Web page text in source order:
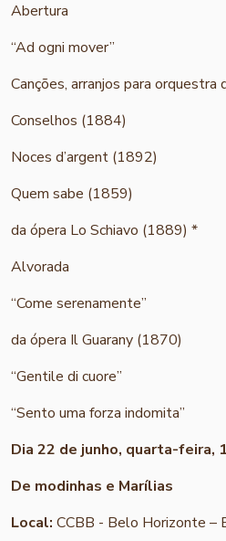
Abertura
“Ad ogni mover”
Canções, arranjos para orquestra
Conselhos (1884)
Noces d’argent (1892)
Quem sabe (1859)
da ópera Lo Schiavo (1889) *
Alvorada
“Come serenamente”
da ópera Il Guarany (1870)
“Gentile di cuore”
“Sento uma forza indomita”
Dia 22 de junho, quarta-feira,
De modinhas e Marílias
Local: CCBB - Belo Horizonte –